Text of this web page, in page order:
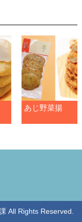
あじ野菜揚
All Rights Reserved.